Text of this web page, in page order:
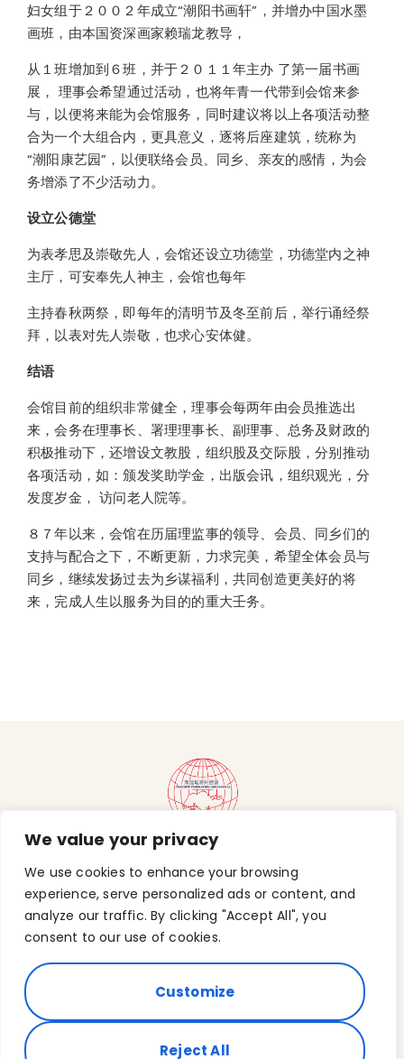
We value your privacy
We use cookies to enhance your browsing
experience, serve personalized ads or content, and
analyze our traffic. By clicking "Accept All", you
consent to our use of cookies.
Customize
Reject All
妇女组于２００２年成立“潮阳书画轩”，并增办中国水墨
画班，由本国资深画家赖瑞龙教导，
从１班增加到６班，并于２０１１年主办 了第一届书画
展， 理事会希望通过活动，也将年青一代带到会馆来参
与，以便将来能为会馆服务，同时建议将以上各项活动整
合为一个大组合内，更具意义，逐将后座建筑，统称为
“潮阳康艺园”，以便联络会员、同乡、亲友的感情，为会
务增添了不少活动力。
设立公德堂
为表孝思及崇敬先人，会馆还设立功德堂，功德堂内之神
主厅，可安奉先人神主，会馆也每年
主持春秋两祭，即每年的清明节及冬至前后，举行诵经祭
拜，以表对先人崇敬，也求心安体健。
结语
会馆目前的组织非常健全，理事会每两年由会员推选出
来，会务在理事长、署理理事长、副理事、总务及财政的
积极推动下，还增设文教股，组织股及交际股，分别推动
各项活动，如：颁发奖助学金，出版会讯，组织观光，分
发度岁金， 访问老人院等。
８７年以来，会馆在历届理监事的领导、会员、同乡们的
支持与配合之下，不断更新，力求完美，希望全体会员与
同乡，继续发扬过去为乡谋福利，共同创造更美好的将
来，完成人生以服务为目的的重大壬务。
391A Orchard Road
#24-04/05/06 Ngee Ann City Tower A
Singapore 238873